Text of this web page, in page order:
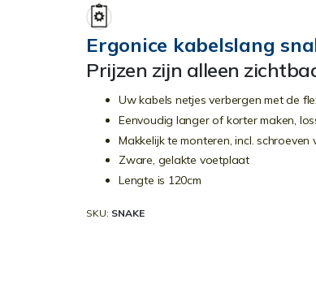
Ergonice kabelslang
Prijzen zijn alleen
Uw kabels netjes verbergen met de
Eenvoudig langer of korter maken,
Makkelijk te monteren, incl.
Zware, gelakte voetplaat
Lengte is 120cm
SKU SNAKE